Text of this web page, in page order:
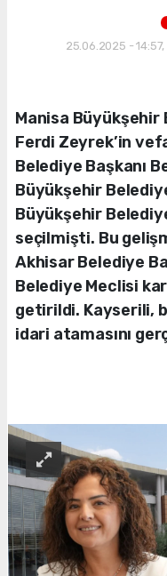
25.06.2025 -
Manisa Büyükşehir
Ferdi Zeyrek’in
Belediye Başkanı
Büyükşehir
Büyükşehir
seçilmişti. Bu
Akhisar Belediye
Belediye Meclisi
getirildi. Kayserili,
idari atamasını